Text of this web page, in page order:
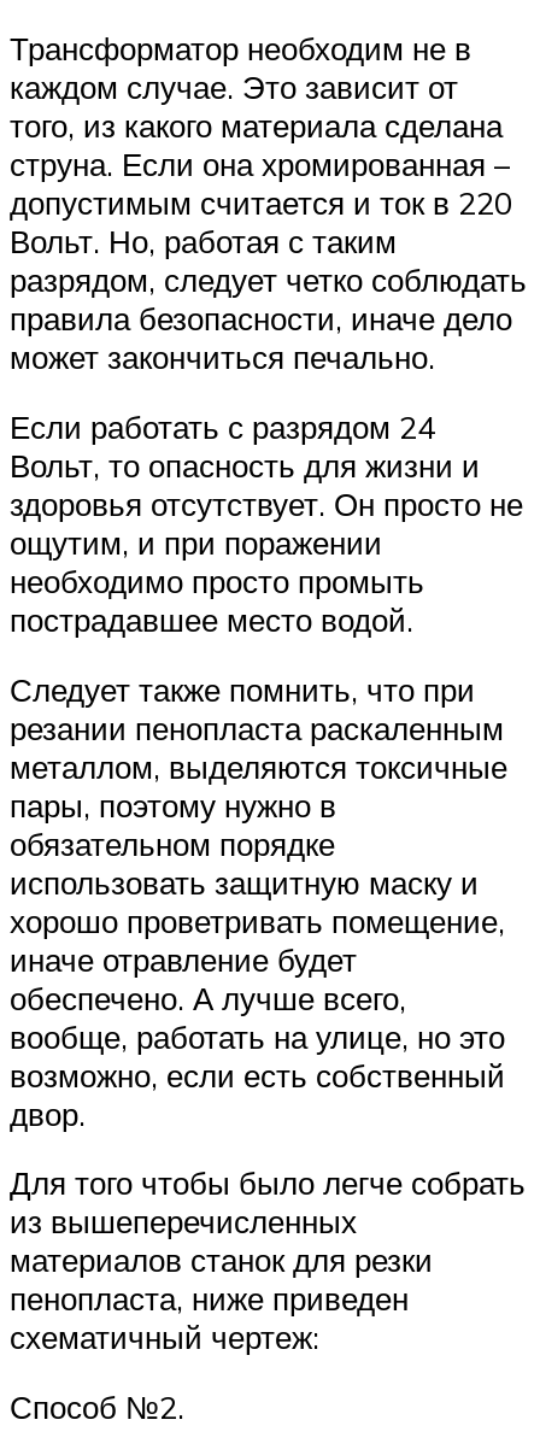
Трансформатор необходим не в
каждом случае. Это зависит от
того, из какого материала сделана
струна. Если она хромированная –
допустимым считается и ток в 220
Вольт. Но, работая с таким
разрядом, следует четко соблюдать
правила безопасности, иначе дело
может закончиться печально.
Если работать с разрядом 24
Вольт, то опасность для жизни и
здоровья отсутствует. Он просто не
ощутим, и при поражении
необходимо просто промыть
пострадавшее место водой.
Следует также помнить, что при
резании пенопласта раскаленным
металлом, выделяются токсичные
пары, поэтому нужно в
обязательном порядке
использовать защитную маску и
хорошо проветривать помещение,
иначе отравление будет
обеспечено. А лучше всего,
вообще, работать на улице, но это
возможно, если есть собственный
двор.
Для того чтобы было легче собрать
из вышеперечисленных
материалов станок для резки
пенопласта, ниже приведен
схематичный чертеж:
Способ №2.